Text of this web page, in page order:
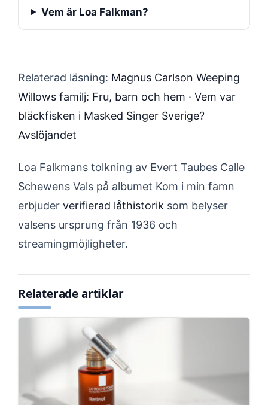
Vem är Loa Falkman?
Relaterad läsning: Magnus Carlson Weeping
Willows familj: Fru, barn och hem · Vem var
bläckfisken i Masked Singer Sverige?
Avslöjandet
Loa Falkmans tolkning av Evert Taubes Calle
Schewens Vals på albumet Kom i min famn
erbjuder verifierad låthistorik som belyser
valsens ursprung från 1936 och
streamingmöjligheter.
Relaterade artiklar